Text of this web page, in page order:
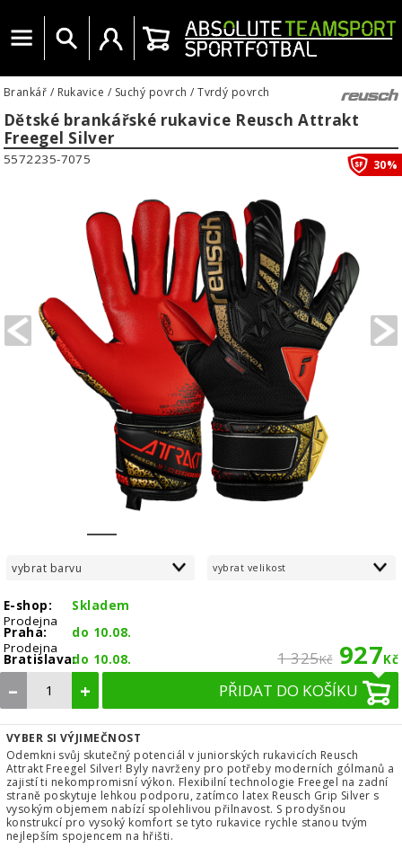
Menu Vyhledat Uživatelský účet
Košík
Brankář / Rukavice / Suchý povrch /Tvrdý povrch
Dětské brankářské rukavice Reusch Attrakt
Freegel Silver
PREVIOUS
5572235-7075 30%
vybrat barvu vybrat velikost
E-shop:
Skladem
Prodejna
Praha:
do 10.08.
Prodejna
Bratislava:do 10.08. 1 325Kč 927Kč
– + PŘIDAT DO KOŠÍKU
VYBER SI VÝJIMEČNOST
Odemkni svůj skutečný potenciál v juniorských rukavicích Reusch
Attrakt Freegel Silver! Byly navrženy pro potřeby moderních gólmanů a
zajistí ti nekompromisní výkon. Flexibilní technologie Freegel na zadní
straně poskytuje lehkou podporu, zatímco latex Reusch Grip Silver s
vysokým objemem nabízí spolehlivou přilnavost. S prodyšnou
konstrukcí pro vysoký komfort se tyto rukavice rychle stanou tvým
nejlepším spojencem na hřišti.